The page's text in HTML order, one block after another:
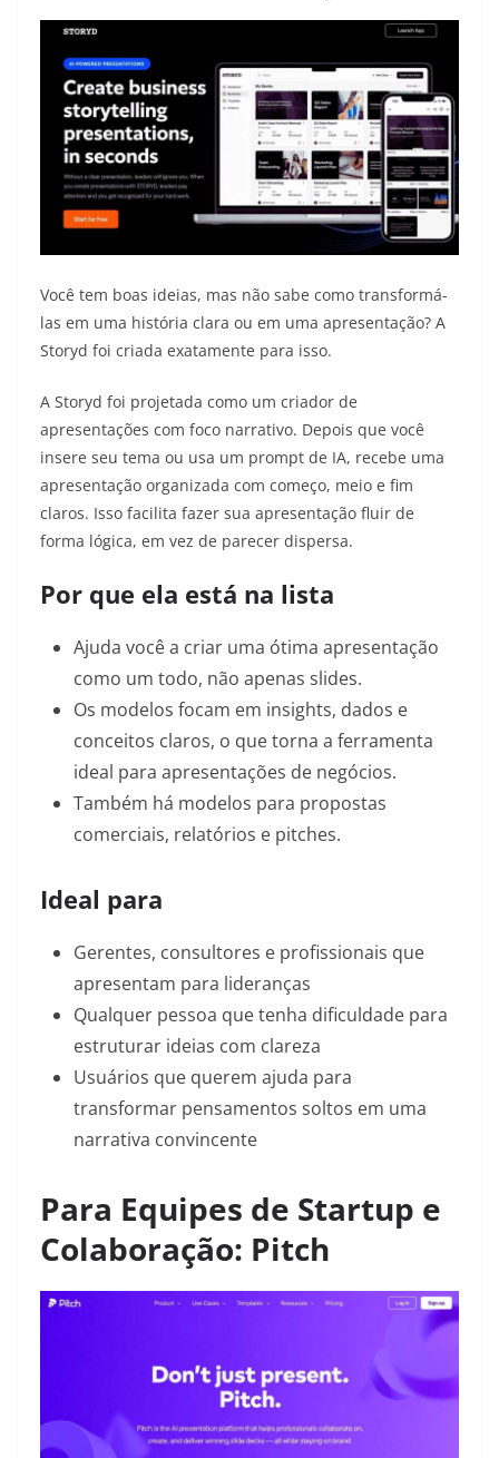
Você tem boas ideias, mas não sabe como transformá-
las em uma história clara ou em uma apresentação? A
Storyd foi criada exatamente para isso.
A Storyd foi projetada como um criador de
apresentações com foco narrativo. Depois que você
insere seu tema ou usa um prompt de IA, recebe uma
apresentação organizada com começo, meio e fim
claros. Isso facilita fazer sua apresentação fluir de
forma lógica, em vez de parecer dispersa.
Por que ela está na lista
Ajuda você a criar uma ótima apresentação
como um todo, não apenas slides.
Os modelos focam em insights, dados e
conceitos claros, o que torna a ferramenta
ideal para apresentações de negócios.
Também há modelos para propostas
comerciais, relatórios e pitches.
Ideal para
Gerentes, consultores e profissionais que
apresentam para lideranças
Qualquer pessoa que tenha dificuldade para
estruturar ideias com clareza
Usuários que querem ajuda para
transformar pensamentos soltos em uma
narrativa convincente
Para Equipes de Startup e
Colaboração: Pitch